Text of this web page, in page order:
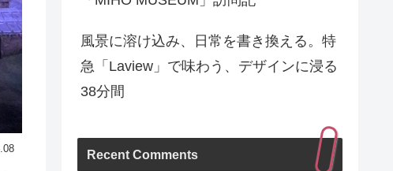
風景に溶け込み、日常を書き換える。特
急「Laview」で味わう、デザインに浸る
38分間
Recent Comments